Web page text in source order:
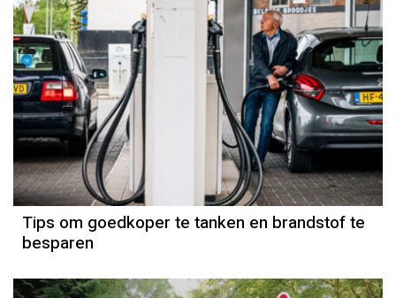
Tips om goedkoper te tanken en brandstof te
besparen